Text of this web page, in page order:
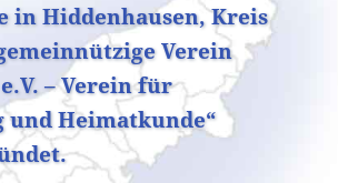
in Hiddenhausen, Kreis
Verein
– Verein für
Heimatkunde“